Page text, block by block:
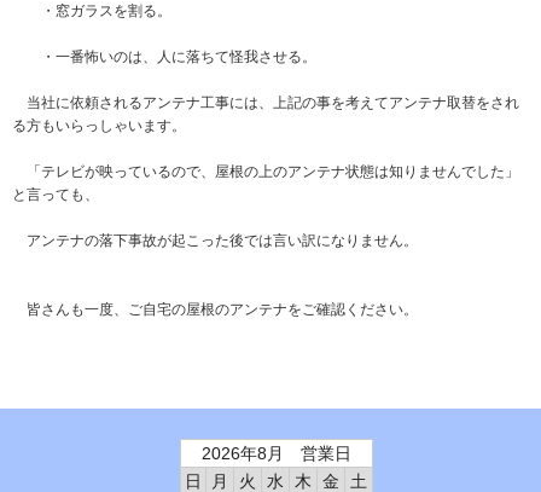
・窓ガラスを割る。
・一番怖いのは、人に落ちて怪我させる。
当社に依頼されるアンテナ工事には、上記の事を考えてアンテナ取替をされ
る方もいらっしゃいます。
「テレビが映っているので、屋根の上のアンテナ状態は知りませんでした」
と言っても、
アンテナの落下事故が起こった後では言い訳になりません。
皆さんも一度、ご自宅の屋根のアンテナをご確認ください。
2026年8月 営業日
日
月 火 水 木 金
土